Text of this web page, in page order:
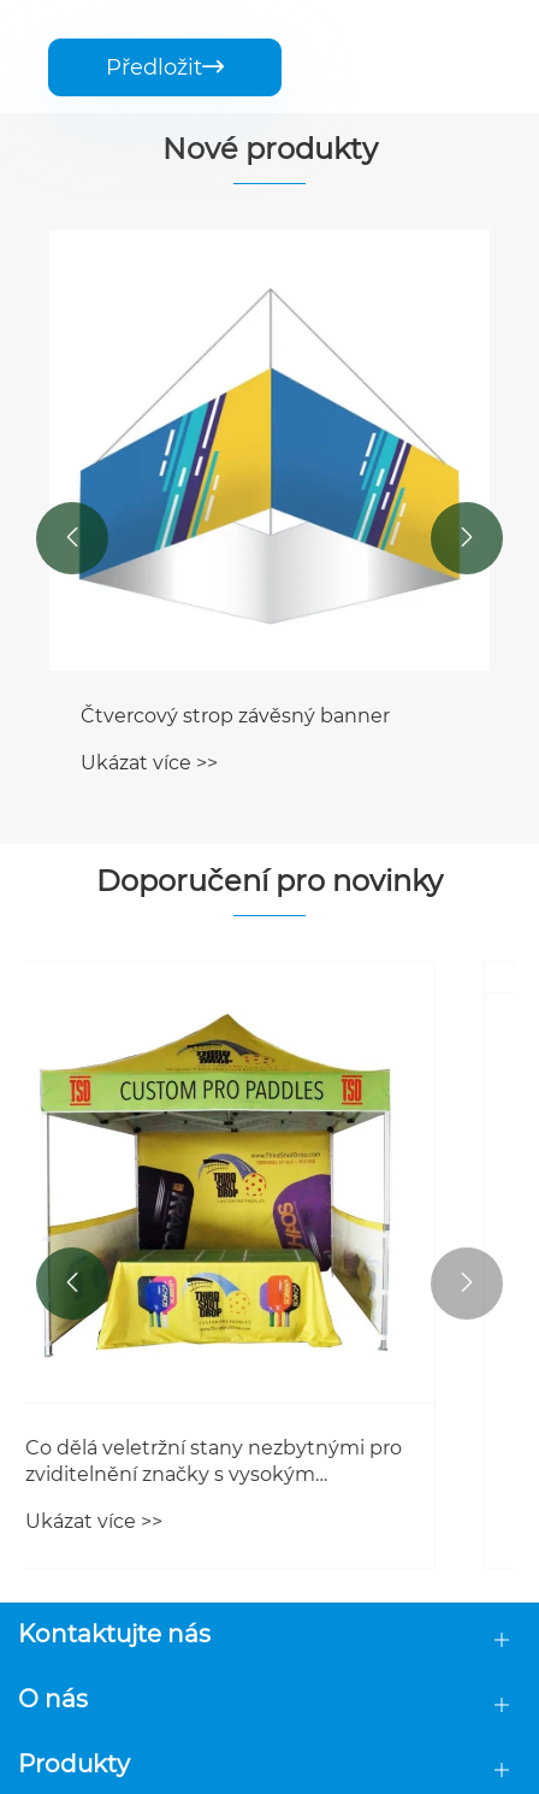
Předložit
Nové produkty
Obdélníkový stropní závěsný banner
Ukázat více >>
 
Doporučení pro novinky
Jak obdélníkové plážové vlajky
podporují venkovní viditelnost značky
Ukázat více >>
 
Kontaktujte nás
O nás
Produkty